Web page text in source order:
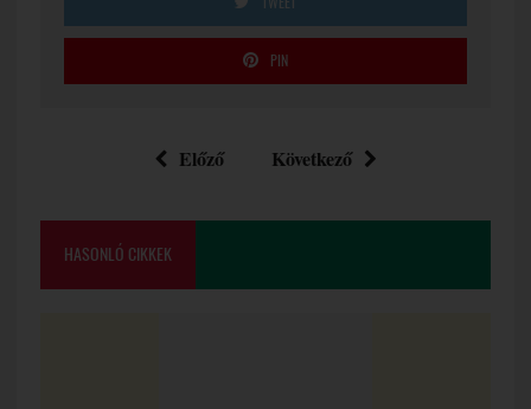
PIN
Előző Következő
HASONLÓ CIKKEK